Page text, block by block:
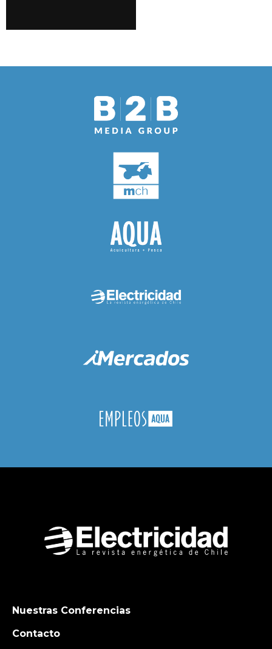
Nuestras Conferencias
Contacto